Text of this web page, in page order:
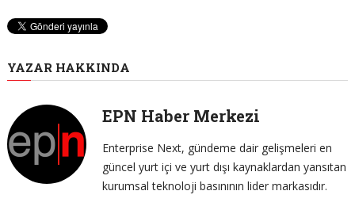
YAZAR HAKKINDA
EPN Haber Merkezi
Enterprise Next, gündeme dair gelişmeleri en
güncel yurt içi ve yurt dışı kaynaklardan yansıtan
kurumsal teknoloji basınının lider markasıdır.